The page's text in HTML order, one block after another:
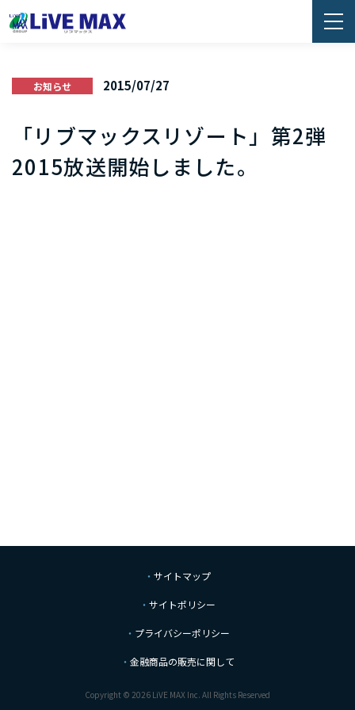
お知らせ 2015/07/27
「リブマックスリゾート」第2弾
2015放送開始しました。
サイトマップ
サイトポリシー
プライバシーポリシー
金融商品の販売に関して
Copyright © 2026 LiVE MAX Inc. All Rights Reserved